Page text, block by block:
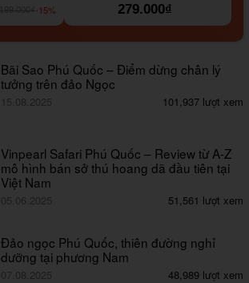
-15%
279.000₫
Bãi Sao Phú Quốc – Điểm dừng chân lý
tưởng trên đảo Ngọc
15.08.2025 101,937 lượt xem
Vinpearl Safari Phú Quốc – Review từ A-Z
mô hình bán sở thú hoang dã đầu tiên tại
Việt Nam
05.06.2025 51,561 lượt xem
Đảo ngọc Phú Quốc, thiên đường nghỉ
dưỡng tại phương Nam
07.08.2025 48,989 lượt xem